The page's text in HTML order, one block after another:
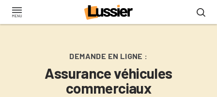
Aller
DEMANDE EN LIGNE :
Assurance véhicules
commerciaux